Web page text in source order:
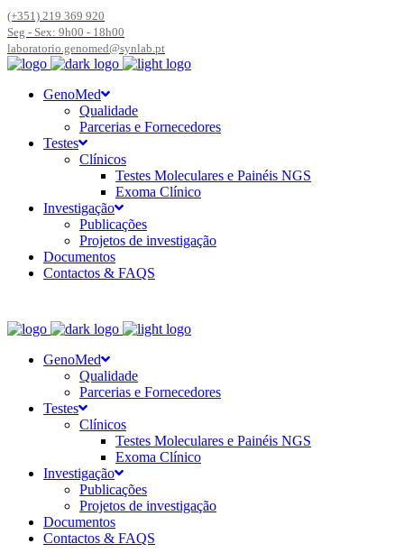
(+351) 219 369 920
Seg - Sex: 9h00 - 18h00
laboratorio.genomed@synlab.pt
GenoMed
Qualidade
Parcerias e Fornecedores
Testes
Clínicos
Testes Moleculares e Painéis NGS
Exoma Clínico
Investigação
Publicações
Projetos de investigação
Documentos
Contactos & FAQS
GenoMed
Qualidade
Parcerias e Fornecedores
Testes
Clínicos
Testes Moleculares e Painéis NGS
Exoma Clínico
Investigação
Publicações
Projetos de investigação
Documentos
Contactos & FAQS